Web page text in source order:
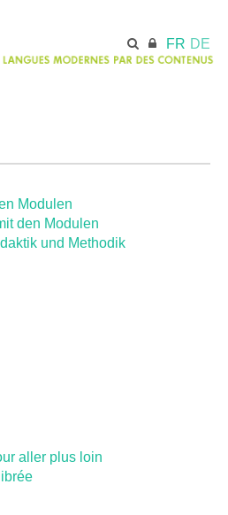
FR DE
Modulen
den Modulen
und Methodik
aller plus loin